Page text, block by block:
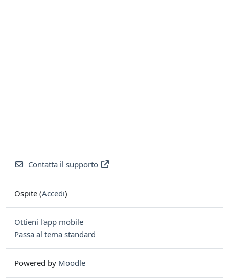
Contatta il supporto
Ospite (Accedi)
Ottieni l'app mobile
Passa al tema standard
Powered by Moodle